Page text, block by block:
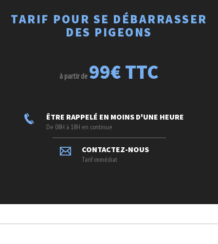
TARIF POUR SE DÉBARRASSER
DES PIGEONS
à partir de 99€ TTC
ÊTRE RAPPELÉ EN MOINS D'UNE HEURE
De 08H à 18H en continue
CONTACTEZ-NOUS
Tarif immédiat